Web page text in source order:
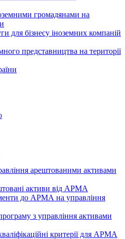
громадянами на
для бізнесу іноземних компаній
представництва на території
арештованими активами
активи від АРМА
до АРМА на управління
з управління активами
критерії для АРМА